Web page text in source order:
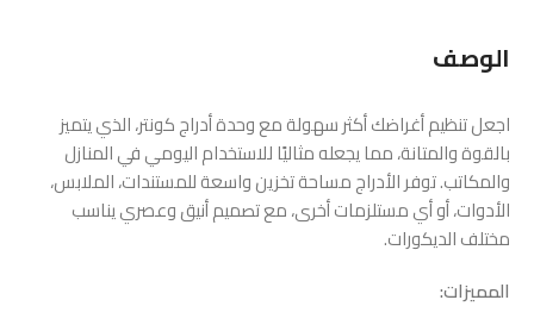
الوصف
اجعل تنظيم أغراضك أكثر سهولة مع وحدة أدراج كونتر، الذي يتميز
بالقوة والمتانة، مما يجعله مثاليًا للاستخدام اليومي في المنازل
والمكاتب. توفر الأدراج مساحة تخزين واسعة للمستندات، الملابس،
الأدوات، أو أي مستلزمات أخرى، مع تصميم أنيق وعصري يناسب
مختلف الديكورات.
المميزات: